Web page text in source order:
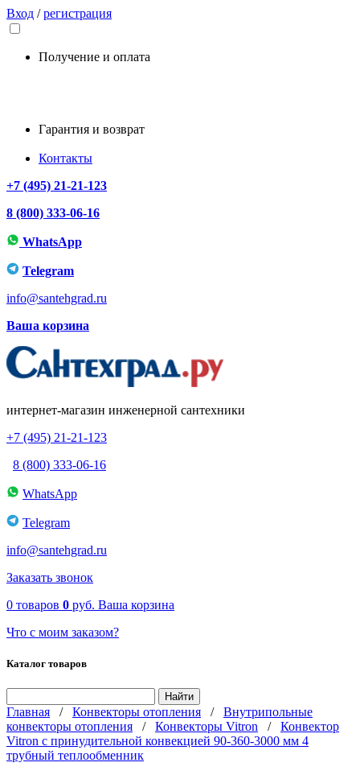
Вход /регистрация
Получение и оплата
Гарантия и возврат
Контакты
+7 (495) 21-21-123
8 (800) 333-06-16
WhatsApp
Telegram
info@santehgrad.ru
Ваша корзина
интернет-магазин инженерной сантехники
+7 (495) 21-21-123
8 (800) 333-06-16
WhatsApp
Telegram
info@santehgrad.ru
Заказать звонок
0 товаров 0 руб. Ваша корзина
Что с моим заказом?
Каталог товаров
Главная / Конвекторы отопления / Внутрипольные
конвекторы отопления / Конвекторы Vitron / Конвектор
Vitron с принудительной конвекцией 90-360-3000 мм 4
трубный теплообменник